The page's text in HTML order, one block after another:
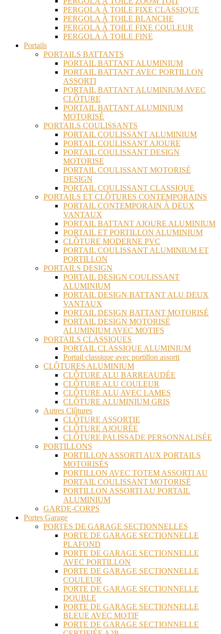
PERGOLA À TOILE FIXE CLASSIQUE
PERGOLA À TOILE BLANCHE
PERGOLA À TOILE FIXE COULEUR
PERGOLA À TOILE FINE
Portails
PORTAILS BATTANTS
PORTAIL BATTANT ALUMINIUM
PORTAIL BATTANT AVEC PORTILLON
ASSORTI
PORTAIL BATTANT ALUMINIUM AVEC
CLÔTURE
PORTAIL BATTANT ALUMINIUM
MOTORISÉ
PORTAILS COULISSANTS
PORTAIL COULISSANT ALUMINIUM
PORTAIL COULISSANT AJOURE
PORTAIL COULISSANT DESIGN
MOTORISE
PORTAIL COULISSANT MOTORISÉ
DESIGN
PORTAIL COULISSANT CLASSIQUE
PORTAILS ET CLÔTURES CONTEMPORAINS
PORTAIL CONTEMPORAIN À DEUX
VANTAUX
PORTAIL BATTANT AJOURE ALUMINIUM
PORTAIL ET PORTILLON ALUMINIUM
CLÔTURE MODERNE PVC
PORTAIL COULISSANT ALUMINIUM ET
PORTILLON
PORTAILS DESIGN
PORTAIL DESIGN COULISSANT
ALUMINIUM
PORTAIL DESIGN BATTANT ALU DEUX
VANTAUX
PORTAIL DESIGN BATTANT MOTORISÉ
PORTAIL DESIGN MOTORISÉ
ALUMINIUM AVEC MOTIFS
PORTAILS CLASSIQUES
PORTAIL CLASSIQUE ALUMINIUM
Portail classique avec portillon assorti
CLÔTURES ALUMINIUM
CLÔTURE ALU BARREAUDÉE
CLÔTURE ALU COULEUR
CLÔTURE ALU AVEC LAMES
CLÔTURE ALUMINIUM GRIS
Autres Clôtures
CLÔTURE ASSORTIE
CLÔTURE AJOURÉE
CLÔTURE PALISSADE PERSONNALISÉE
PORTILLONS
PORTILLON ASSORTI AUX PORTAILS
MOTORISÉS
PORTILLON AVEC TOTEM ASSORTI AU
PORTAIL COULISSANT MOTORISÉ
PORTILLON ASSORTI AU PORTAIL
ALUMINIUM
GARDE-CORPS
Portes Garage
PORTES DE GARAGE SECTIONNELLES
PORTE DE GARAGE SECTIONNELLE
PLAFOND
PORTE DE GARAGE SECTIONNELLE
AVEC PORTILLON
PORTE DE GARAGE SECTIONNELLE
COULEUR
PORTE DE GARAGE SECTIONNELLE
DOUBLE
PORTE DE GARAGE SECTIONNELLE
BLEUE AVEC MOTIF
PORTE DE GARAGE SECTIONNELLE